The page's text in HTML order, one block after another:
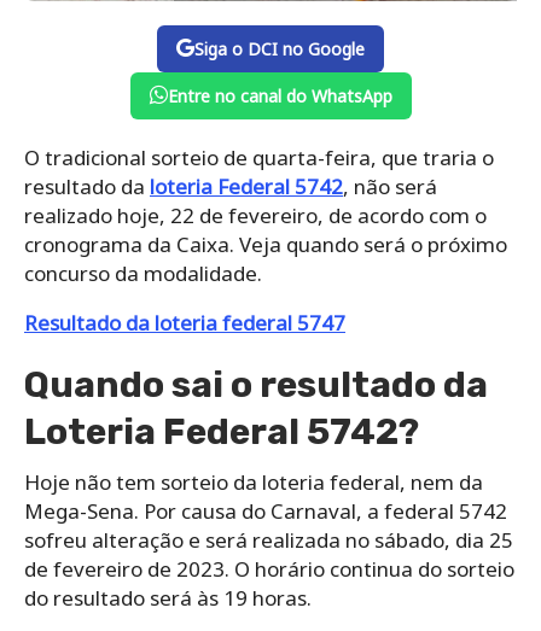
Siga o DCI no Google
Entre no canal do WhatsApp
O tradicional sorteio de quarta-feira, que traria o
resultado da loteria Federal 5742, não será
realizado hoje, 22 de fevereiro, de acordo com o
cronograma da Caixa. Veja quando será o próximo
concurso da modalidade.
Resultado da loteria federal 5747
Quando sai o resultado da
Loteria Federal 5742?
Hoje não tem sorteio da loteria federal, nem da
Mega-Sena. Por causa do Carnaval, a federal 5742
sofreu alteração e será realizada no sábado, dia 25
de fevereiro de 2023. O horário continua do sorteio
do resultado será às 19 horas.